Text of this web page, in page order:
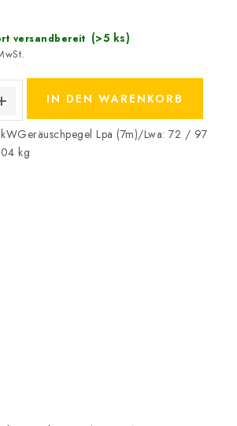
versandbereit (>5 ks)
IN DEN WARENKORB
Lpa (7m)/Lwa: 72 / 97
kg